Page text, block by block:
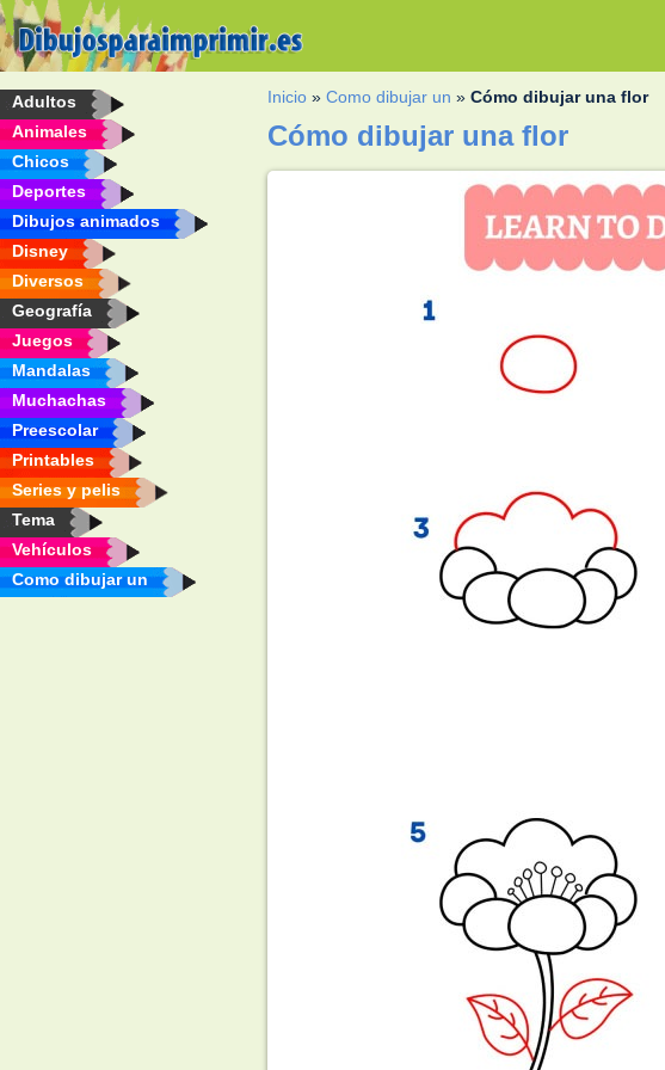
Adultos
Animales
Chicos
Deportes
Dibujos animados
Disney
Diversos
Geografía
Juegos
Mandalas
Muchachas
Preescolar
Printables
Series y pelis
Tema
Vehículos
Como dibujar un
Inicio »Como dibujar un »Cómo dibujar una flor
Cómo dibujar una flor